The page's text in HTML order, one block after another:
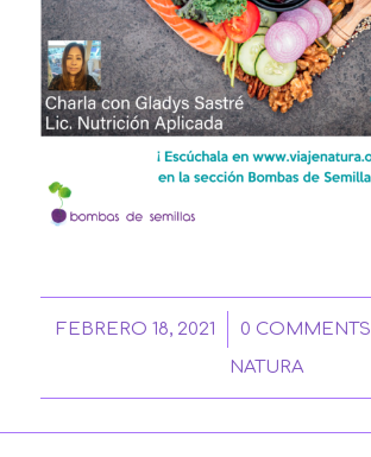
FEBRERO 18, 2021
/ 0 COMMENTS
/
NATURA